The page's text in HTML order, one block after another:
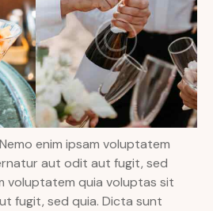
enim ipsam voluptatem
aut odit aut fugit, sed
voluptatem quia voluptas sit
fugit, sed quia. Dicta sunt